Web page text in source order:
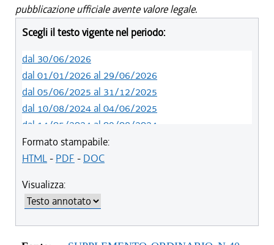
pubblicazione ufficiale avente valore legale.
Scegli il testo vigente nel periodo:
dal 30/06/2026
dal 01/01/2026 al 29/06/2026
dal 05/06/2025 al 31/12/2025
dal 10/08/2024 al 04/06/2025
dal 14/05/2024 al 09/08/2024
dal 01/01/2023 al 13/05/2024
dal 10/11/2022 al 31/12/2022
Formato stampabile:
HTML- PDF - DOC
Visualizza: